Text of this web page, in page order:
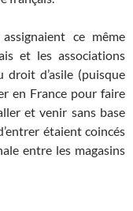
ce même
et les associations
d’asile (puisque
en France pour faire
et venir sans base
étaient coincés
entre les magasins